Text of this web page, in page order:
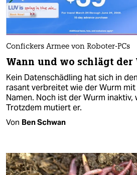
Confickers Armee von Roboter-PCs
Wann und wo schlägt der
Kein Datenschädling hat sich in
rasant verbreitet wie der Wurm
Namen. Noch ist der Wurm inaktiv,
Trotzdem mutiert er.
Von Ben Schwan